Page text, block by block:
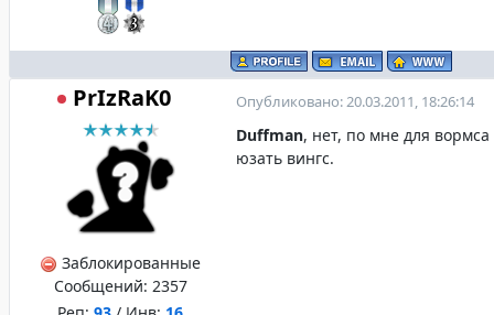
PrIzRaK0
Заблокированные
Сообщений: 2357
Опубликовано: 20.03.2011, 18:26:14
Duffman, нет, по мне для
юзать вингс.